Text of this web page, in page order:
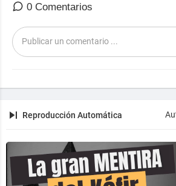
0 Comentarios
Reproducción Automática